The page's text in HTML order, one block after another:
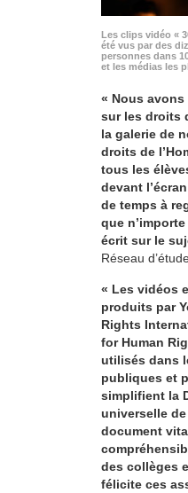
Les clips vidéo «
été vus par des
personnes dans
et les médias les
« Nous
sur les droits
la galerie de
droits de
tous les
devant
de temps à
que
écrit sur le
Réseau
« Les vidéos
produits par
Rights
for Human
utilisés dans
publiques et
simplifient la
universelle
document
des collèges
félicite ces